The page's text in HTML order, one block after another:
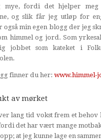
mye, fordi det hjelper
og slik får jeg utløp for
også min egen blogg der jeg
himmel og jord. Som
jobbet som kateket i
finner du her: www.himmel-
av mørket
lang tid vokst frem et
det har vært mange
at jeg kunne lage en